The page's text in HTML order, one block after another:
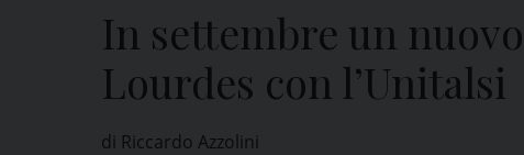
In settembre un
Lourdes con l’Unitalsi
di Riccardo Azzolini